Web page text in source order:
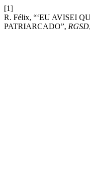
[1]
R. Félix, “‘EU AVISEI
PATRIARCADO”, RGSD